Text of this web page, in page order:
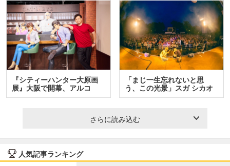
『シティーハンター大原画
展』大阪で開幕、アルコ
＆…
「まじ一生忘れないと思
う、この光景」スガ シカオ
と…
さらに読み込む
人気記事ランキング